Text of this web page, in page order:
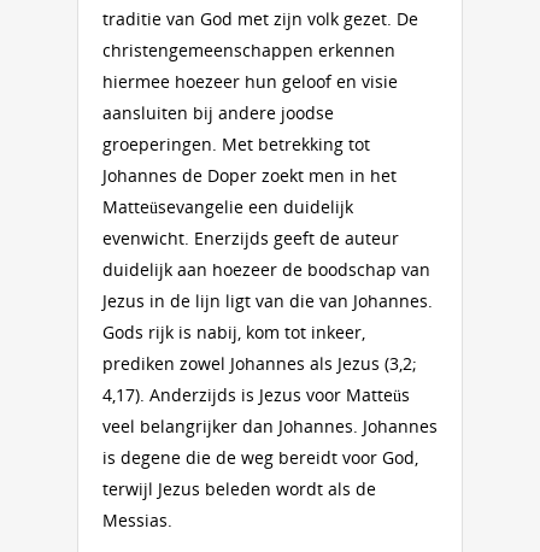
traditie van God met zijn volk gezet. De
christengemeenschappen erkennen
hiermee hoezeer hun geloof en visie
aansluiten bij andere joodse
groeperingen. Met betrekking tot
Johannes de Doper zoekt men in het
Matteüsevangelie een duidelijk
evenwicht. Enerzijds geeft de auteur
duidelijk aan hoezeer de boodschap van
Jezus in de lijn ligt van die van Johannes.
Gods rijk is nabij, kom tot inkeer,
prediken zowel Johannes als Jezus (3,2;
4,17). Anderzijds is Jezus voor Matteüs
veel belangrijker dan Johannes. Johannes
is degene die de weg bereidt voor God,
terwijl Jezus beleden wordt als de
Messias.